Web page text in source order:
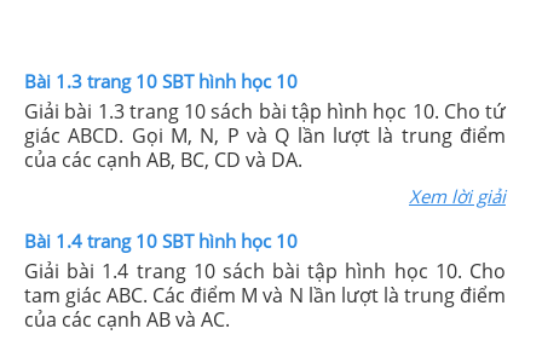
Bài 1.3 trang 10 SBT hình học 10
Giải bài 1.3 trang 10 sách bài tập hình học 10. Cho tứ
giác ABCD. Gọi M, N, P và Q lần lượt là trung điểm
của các cạnh AB, BC, CD và DA.
Xem lời giải
Bài 1.4 trang 10 SBT hình học 10
Giải bài 1.4 trang 10 sách bài tập hình học 10. Cho
tam giác ABC. Các điểm M và N lần lượt là trung điểm
của các cạnh AB và AC.